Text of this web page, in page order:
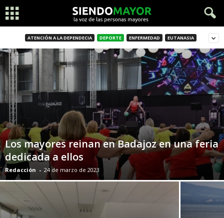
ATENCIÓN A LA DEPENDECIA DEPORTE ENFERMEDAD EUTANASIA
Los mayores reinan en Badajoz en una feria
dedicada a ellos
Redacción - 24 de marzo de 2023